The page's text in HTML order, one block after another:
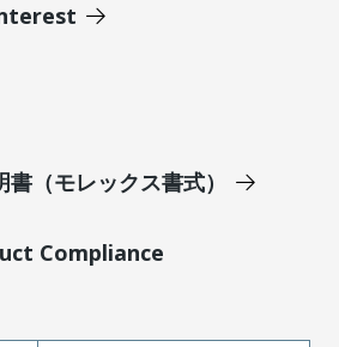
（モレックス書式）
Compliance